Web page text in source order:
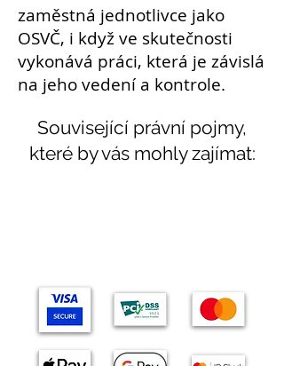
zaměstná jednotlivce jako
OSVČ, i když ve skutečnosti
vykonává práci, která je závislá
na jeho vedení a kontrole.
Související právní pojmy,
které by vás mohly zajímat: